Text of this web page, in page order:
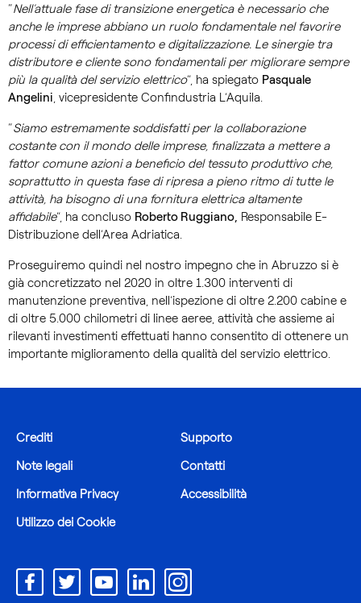
“Nell’attuale fase di transizione energetica è necessario che
anche le imprese abbiano un ruolo fondamentale nel favorire
processi di efficientamento e digitalizzazione. Le sinergie tra
distributore e cliente sono fondamentali per migliorare sempre
più la qualità del servizio elettrico”, ha spiegato Pasquale
Angelini, vicepresidente Confindustria L’Aquila.
“Siamo estremamente soddisfatti per la collaborazione
costante con il mondo delle imprese, finalizzata a mettere a
fattor comune azioni a beneficio del tessuto produttivo che,
soprattutto in questa fase di ripresa a pieno ritmo di tutte le
attività, ha bisogno di una fornitura elettrica altamente
affidabile”, ha concluso Roberto Ruggiano, Responsabile E-
Distribuzione dell’Area Adriatica.
Proseguiremo quindi nel nostro impegno che in Abruzzo si è
già concretizzato nel 2020 in oltre 1.300 interventi di
manutenzione preventiva, nell’ispezione di oltre 2.200 cabine e
di oltre 5.000 chilometri di linee aeree, attività che assieme ai
rilevanti investimenti effettuati hanno consentito di ottenere un
importante miglioramento della qualità del servizio elettrico.
Crediti
Note legali
Informativa Privacy
Utilizzo dei Cookie
Supporto
Contatti
Accessibilità